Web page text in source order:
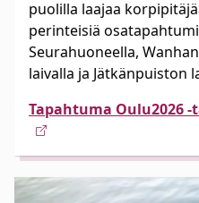
puolilla laajaa
perinteisiä
Seurahuoneella,
laivalla ja Jätkänpuiston
Tapahtuma Oulu2026